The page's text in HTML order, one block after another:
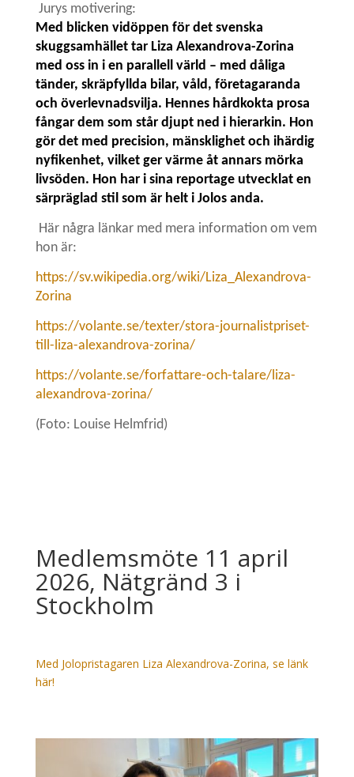
Jurys motivering:
Med blicken vidöppen för det svenska
skuggsamhället tar Liza Alexandrova-Zorina
med oss in i en parallell värld – med dåliga
tänder, skräpfyllda bilar, våld, företagaranda
och överlevnadsvilja. Hennes hårdkokta prosa
fångar dem som står djupt ned i hierarkin. Hon
gör det med precision, mänsklighet och ihärdig
nyfikenhet, vilket ger värme åt annars mörka
livsöden. Hon har i sina reportage utvecklat en
särpräglad stil som är helt i Jolos anda.
Här några länkar med mera information om vem
hon är:
https://sv.wikipedia.org/wiki/Liza_Alexandrova-
Zorina
https://volante.se/texter/stora-journalistpriset-
till-liza-alexandrova-zorina/
https://volante.se/forfattare-och-talare/liza-
alexandrova-zorina/
(Foto: Louise Helmfrid)
Medlemsmöte 11 april
2026, Nätgränd 3 i
Stockholm
Med Jolopristagaren Liza Alexandrova-Zorina, se länk
här!